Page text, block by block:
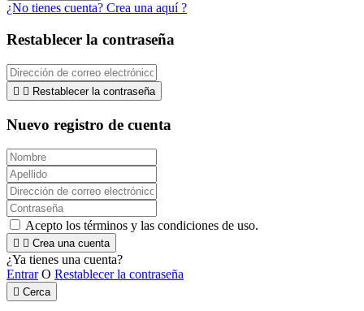
¿No tienes cuenta? Crea una aquí ?
Restablecer la contraseña
  Restablecer la contraseña
Nuevo registro de cuenta
Acepto los términos y las condiciones de uso.
  Crea una cuenta
¿Ya tienes una cuenta?
EntrarO Restablecer la contraseña
 Cerca